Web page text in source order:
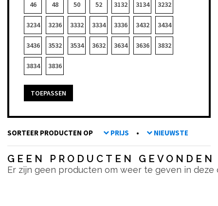
46 48 50 52 3132 3134 3232
3234 3236 3332 3334 3336 3432 3434
3436 3532 3534 3632 3634 3636 3832
3834 3836
TOEPASSEN
SORTEER PRODUCTEN OP PRIJS • NIEUWSTE
GEEN PRODUCTEN GEVONDEN
Er zijn geen producten om weer te geven in deze